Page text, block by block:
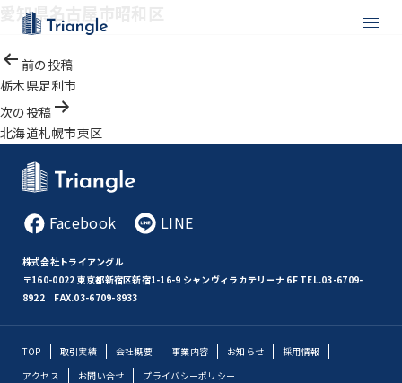
愛知県名古屋市昭和区
投
稿
ビ
ゲ
前の投稿
栃木県足利市
次の投稿
北海道札幌市東区
Facebook LINE
株式会社トライアングル
〒160-0022 東京都新宿区新宿1-16-9 シャンヴィラカテリーナ 6F TEL.03-6709-
8922 FAX.03-6709-8933
TOP 取引実績 会社概要 事業内容 お知らせ
採用情報
アクセス
お問い合せ プライバシーポリシー